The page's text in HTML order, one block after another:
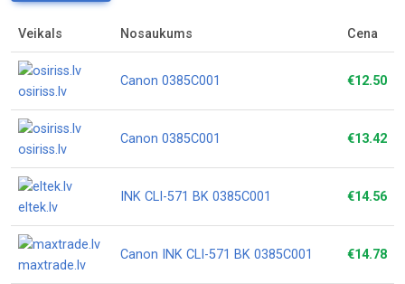
Veikals Nosaukums Cena
osiriss.lv
Canon 0385C001 €12.50
osiriss.lv
Canon 0385C001 €13.42
eltek.lv
INK CLI-571 BK 0385C001 €14.56
maxtrade.lv
Canon INK CLI-571 BK 0385C001 €14.78